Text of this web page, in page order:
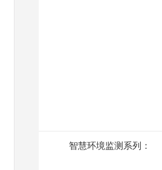
智慧环境监测系列：